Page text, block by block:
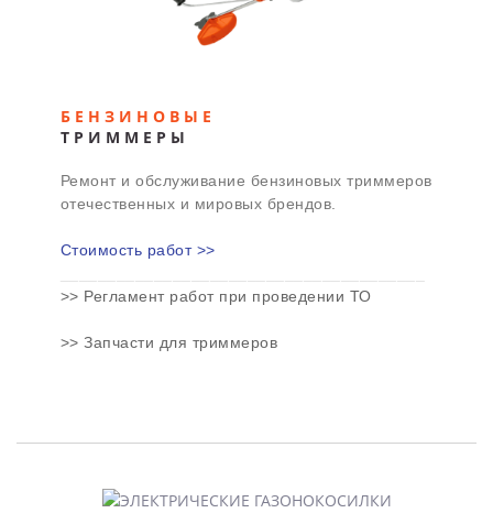
БЕНЗИНОВЫЕ
ТРИММЕРЫ
Ремонт и обслуживание бензиновых триммеров
отечественных и мировых брендов.
Стоимость работ >>
>> Регламент работ при проведении ТО
>> Запчасти для триммеров